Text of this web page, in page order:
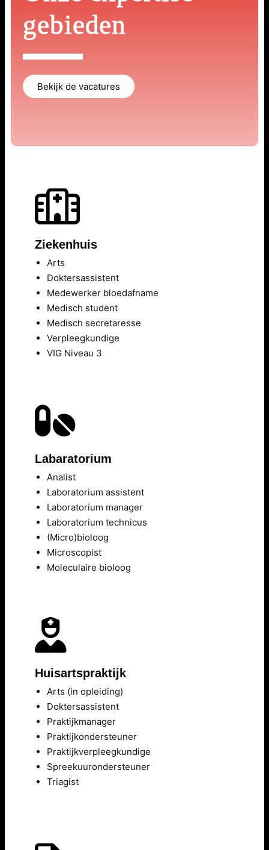
gebieden
Bekijk de vacatures
Ziekenhuis
Arts
Doktersassistent
Medewerker bloedafname
Medisch student
Medisch secretaresse
Verpleegkundige
VIG Niveau 3
Labaratorium
Analist
Laboratorium assistent
Laboratorium manager
Laboratorium technicus
(Micro)bioloog
Microscopist
Moleculaire bioloog
Huisartspraktijk
Arts (in opleiding)
Doktersassistent
Praktijkmanager
Praktijkondersteuner
Praktijkverpleegkundige
Spreekuurondersteuner
Triagist